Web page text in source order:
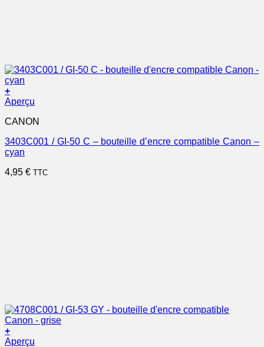
+
Aperçu
CANON
3403C001 / GI-50 C – bouteille d’encre compatible Canon –
cyan
4,95 € TTC
+
Aperçu